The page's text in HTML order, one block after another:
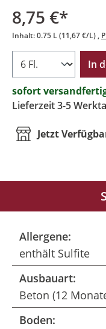
8,75 €*
Inhalt:0.75 L(11,67 €/L)
In
sofort
Lieferzeit 3-5
Jetzt
Allergene:
enthält Sulfite
Ausbauart:
Beton (12
Boden: